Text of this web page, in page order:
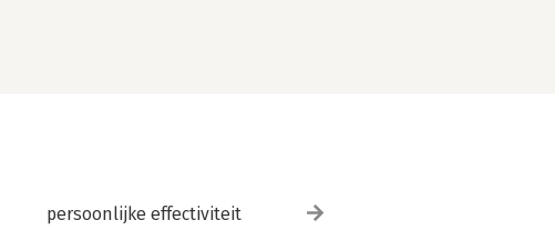
persoonlijke effectiviteit